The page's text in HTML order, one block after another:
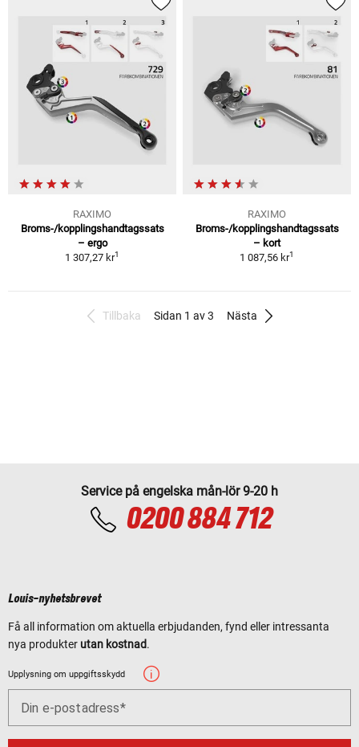
RAXIMO
Broms-/kopplingshandtagssats
– ergo
1 307,27 kr1
RAXIMO
Broms-/kopplingshandtagssats
– kort
1 087,56 kr1
Tillbaka Sidan 1 av 3 Nästa
Service på engelska mån-lör 9-20 h
0200 884 712
Louis-nyhetsbrevet
Få all information om aktuella erbjudanden, fynd eller intressanta
nya produkter utan kostnad.
Upplysning om uppgiftsskydd
Din e-postadress